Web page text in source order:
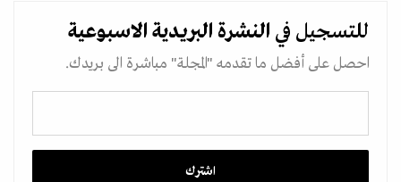
للتسجيل في النشرة البريدية الاسبوعية
احصل على أفضل ما تقدمه "المجلة" مباشرة الى بريدك.